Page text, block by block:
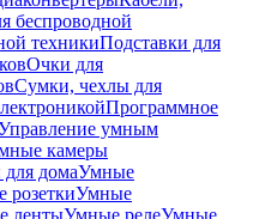
беспроводной
техникиПодставки для
Очки для
Сумки, чехлы для
Программное
умным
камеры
домаУмные
розеткиУмные
лентыУмные релеУмные